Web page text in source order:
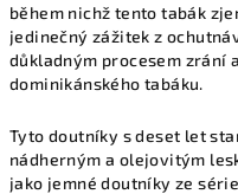
během nichž tento tabák
jedinečný zážitek z
důkladným procesem zrání
dominikánského tabáku.
Tyto doutníky s deset let
nádherným a olejovitým
jako jemné doutníky ze